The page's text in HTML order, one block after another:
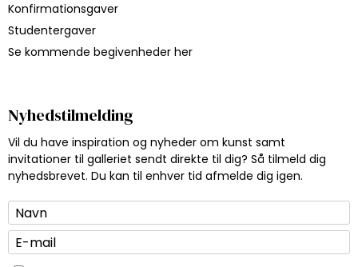
Konfirmationsgaver
Studentergaver
Se kommende begivenheder her
Nyhedstilmelding
Vil du have inspiration og nyheder om kunst samt
invitationer til galleriet sendt direkte til dig? Så tilmeld dig
nyhedsbrevet. Du kan til enhver tid afmelde dig igen.